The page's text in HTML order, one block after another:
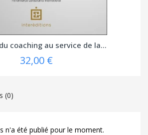
coaching au service de la...
32,00 €
(0)
n'a été publié pour le moment.